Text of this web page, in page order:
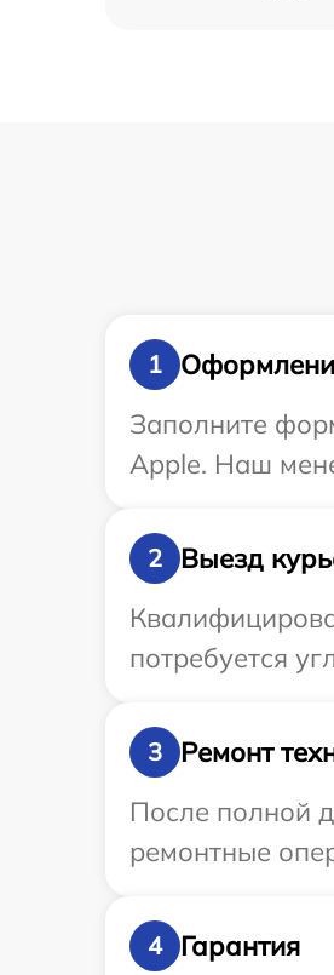
1
Заполните
Apple. Наш
2
Выезд
потребуется
3
Ремонт
После полной
ремонтные
4
Гарантия